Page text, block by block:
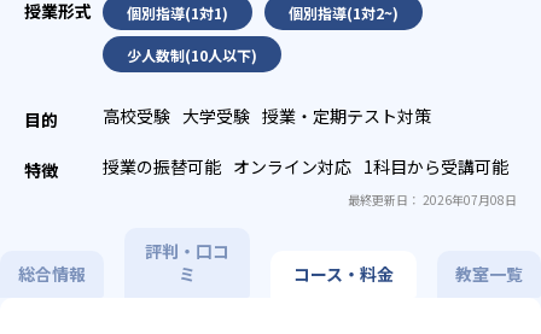
個別指導(1対1) 個別指導(1対2~)
少人数制(10人以下)
高校受験 大学受験 授業・定期テスト対策
授業の振替可能 オンライン対応 1科目から受講可能
最終更新日： 2026年07月08日
総合情報
評判・口コ
ミ
コース・料金 教室一覧